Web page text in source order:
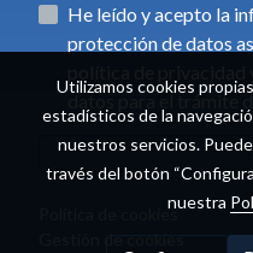
He leído y acepto la información básica sobre
protección de datos asi como el aviso legal y la
datos para el trámite
Política de cookies
Utilizamos cookies
estadísticos de la
nuestros servicios.
través del botón
nuestra